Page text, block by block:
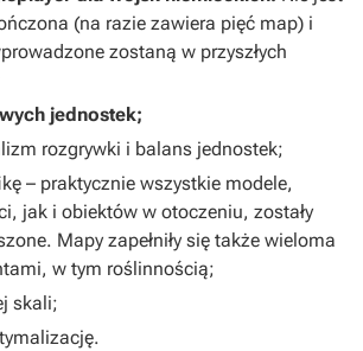
(na razie zawiera pięć map) i
zostaną w przyszłych
jednostek;
rozgrywki i balans jednostek;
– praktycznie wszystkie modele,
jak i obiektów w otoczeniu, zostały
Mapy zapełniły się także wieloma
w tym roślinnością;
skali;